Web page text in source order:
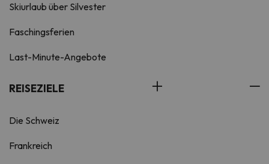
Skiurlaub über Silvester
Faschingsferien
Last-Minute-Angebote
REISEZIELE
Die Schweiz
Frankreich